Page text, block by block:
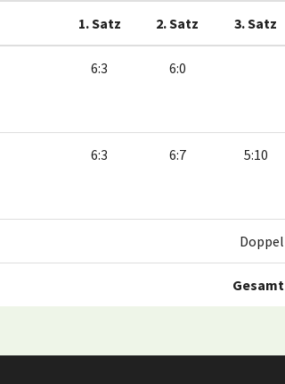
1. Satz 2. Satz 3. Satz
6:3 6:0
6:3 6:7 5:10
Doppel
Gesamt